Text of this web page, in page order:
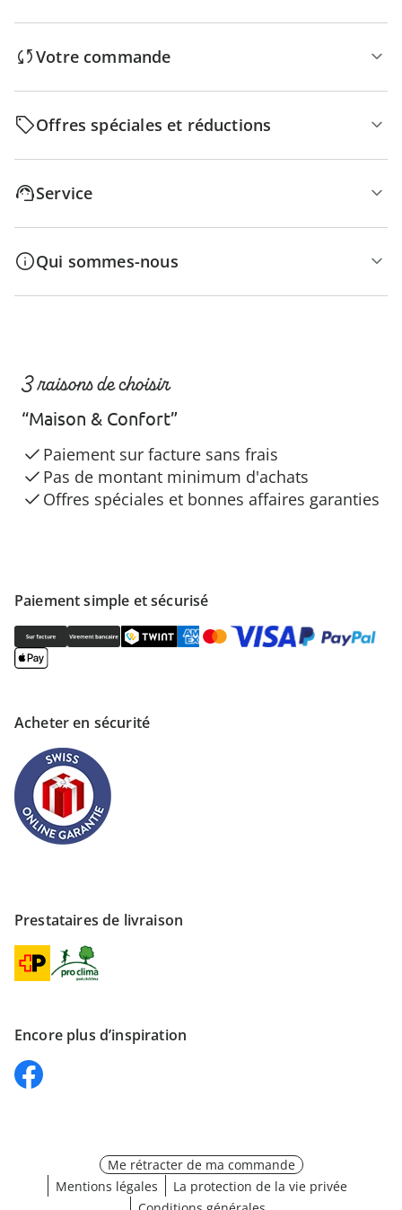
Votre commande
Offres spéciales et réductions
Service
Qui sommes-nous
Paiement simple et sécurisé
Acheter en sécurité
Prestataires de livraison
Encore plus d’inspiration
3 raisons de choisir
“Maison & Confort”
Paiement sur facture sans frais
Pas de montant minimum d'achats
Offres spéciales et bonnes affaires garanties
Me rétracter de ma commande
Mentions légales
La protection de la vie privée